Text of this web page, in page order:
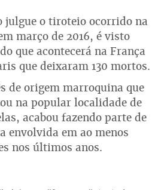
julgue o tiroteio ocorrido na
março de 2016, é visto
que acontecerá na França
que deixaram 130 mortos.
de origem marroquina que
na popular localidade de
acabou fazendo parte de
envolvida em ao menos
nos últimos anos.